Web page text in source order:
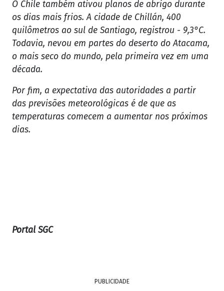
O Chile também ativou planos de abrigo durante
os dias mais frios. A cidade de Chillán, 400
quilômetros ao sul de Santiago, registrou - 9,3°C.
Todavia, nevou em partes do deserto do Atacama,
o mais seco do mundo, pela primeira vez em uma
década.
Por fim, a expectativa das autoridades a partir
das previsões meteorológicas é de que as
temperaturas comecem a aumentar nos próximos
dias.
Portal SGC
PUBLICIDADE